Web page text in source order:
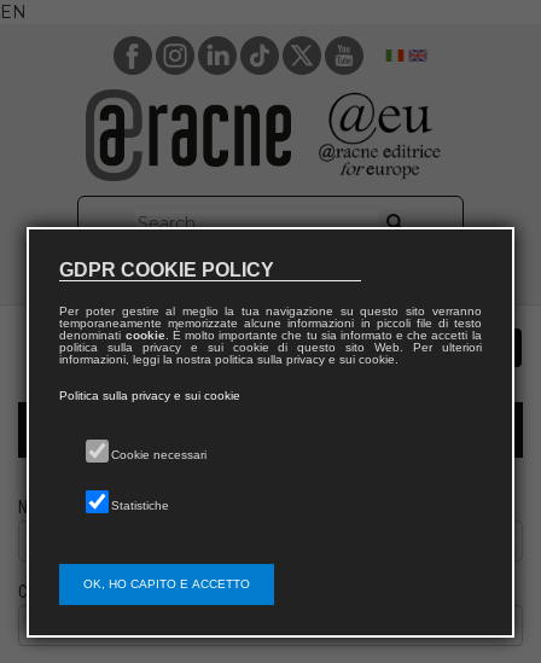
EN
Modulo richiesta saggio biblioteca
Nome
Cognome
GDPR COOKIE POLICY
Per poter gestire al meglio la tua navigazione su questo sito verranno
temporaneamente memorizzate alcune informazioni in piccoli file di testo
denominati cookie. È molto importante che tu sia informato e che accetti la
politica sulla privacy e sui cookie di questo sito Web. Per ulteriori
informazioni, leggi la nostra politica sulla privacy e sui cookie.
Politica sulla privacy e sui cookie
Cookie necessari
Statistiche
OK, HO CAPITO E ACCETTO